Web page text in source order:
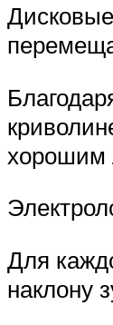
хорошим
Для
наклону